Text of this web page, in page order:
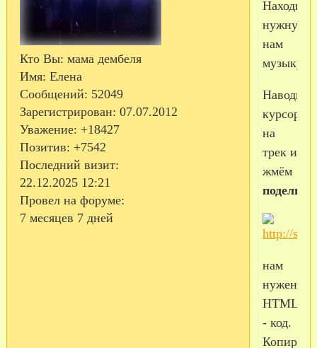
Кто Вы: мама дембеля
Имя: Елена
Сообщений: 52049
Зарегистрирован: 07.07.2012
Уважение: +18427
Позитив: +7542
Последний визит:
22.12.2025 12:21
Провел на форуме:
7 месяцев 7 дней
Находим
нужную
нам
музыку
Наводим
курсор
на
трек и
жмём
нам
нужен
HTML
- код.
Копируем